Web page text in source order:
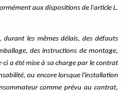
aux dispositions de l'article L.
durant les mêmes délais, des défauts
des instructions de montage,
a été mise à sa charge par le contrat
ou encore lorsque l'installation
comme prévu au contrat,